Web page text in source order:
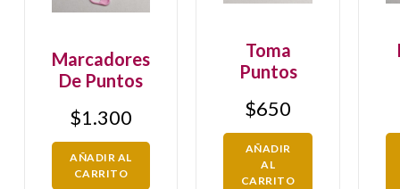
Marcadores
De Puntos
$1.300
AÑADIR AL
CARRITO
Toma
Puntos
$650
AÑADIR
AL
CARRITO